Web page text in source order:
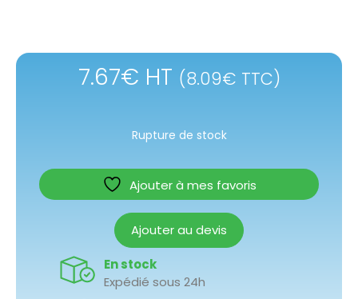
7.67€ HT (8.09€ TTC)
Rupture de stock
Ajouter à mes favoris
Ajouter au devis
En stock
Expédié sous 24h